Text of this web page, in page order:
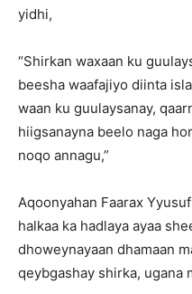
yidhi,
“Shirkan waxaan ku
beesha waafajiyo diinta
waan ku guulaysanay,
hiigsanayna beelo naga
noqo annagu,”
Aqoonyahan Faarax
halkaa ka hadlaya ayaa
dhoweynayaan dhamaan
qeybgashay shirka, ugana